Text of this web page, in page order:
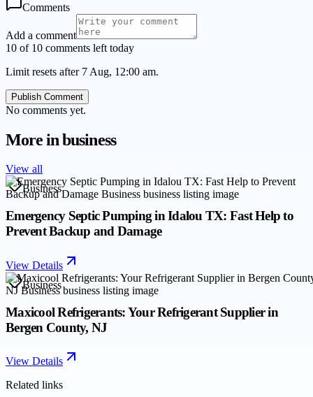
Comments
Add a comment
10 of 10 comments left today
Limit resets after 7 Aug, 12:00 am.
Publish Comment
No comments yet.
More inbusiness
View all
Business
Emergency Septic Pumping in Idalou TX: Fast Help to
Prevent Backup and Damage
View Details
Business
Maxicool Refrigerants: Your Refrigerant Supplier in
Bergen County, NJ
View Details
Related links